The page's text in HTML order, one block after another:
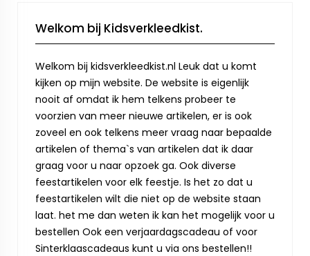
Welkom bij Kidsverkleedkist.
Welkom bij kidsverkleedkist.nl Leuk dat u komt
kijken op mijn website. De website is eigenlijk
nooit af omdat ik hem telkens probeer te
voorzien van meer nieuwe artikelen, er is ook
zoveel en ook telkens meer vraag naar bepaalde
artikelen of thema`s van artikelen dat ik daar
graag voor u naar opzoek ga. Ook diverse
feestartikelen voor elk feestje. Is het zo dat u
feestartikelen wilt die niet op de website staan
laat. het me dan weten ik kan het mogelijk voor u
bestellen Ook een verjaardagscadeau of voor
Sinterklaascadeaus kunt u via ons bestellen!!